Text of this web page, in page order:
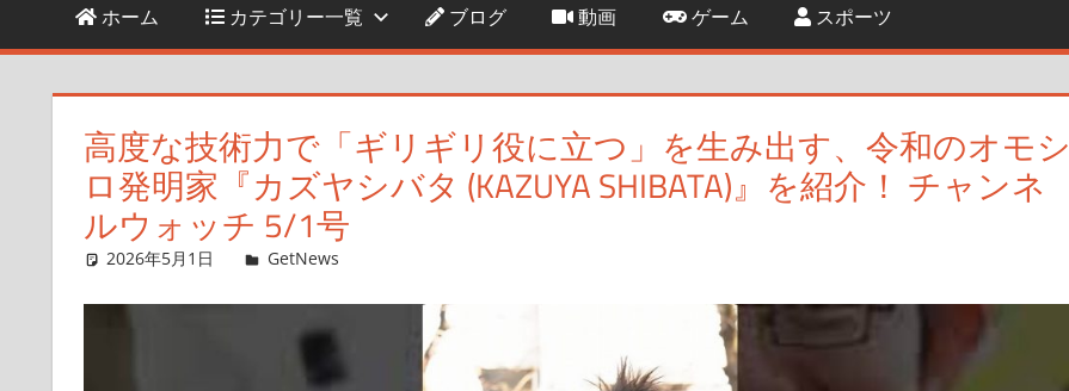
ホーム カテゴリー一覧 ブログ 動画 ゲーム スポーツ
高度な技術力で「ギリギリ役に立つ」を生み出す、令和のオモシ
ロ発明家『カズヤシバタ (KAZUYA SHIBATA)』を紹介！ チャンネ
ルウォッチ 5/1号
2026年5月1日 ガジェクリ
GetNews